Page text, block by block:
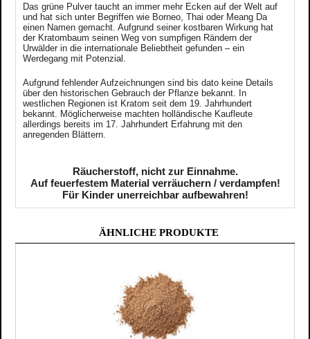
Das grüne Pulver taucht an immer mehr Ecken auf der Welt auf
und hat sich unter Begriffen wie Borneo, Thai oder Meang Da
einen Namen gemacht. Aufgrund seiner kostbaren Wirkung hat
der Kratombaum seinen Weg von sumpfigen Rändern der
Urwälder in die internationale Beliebtheit gefunden – ein
Werdegang mit Potenzial.
Aufgrund fehlender Aufzeichnungen sind bis dato keine Details
über den historischen Gebrauch der Pflanze bekannt.
In
westlichen Regionen ist Kratom seit dem 19. Jahrhundert
bekannt. Möglicherweise machten holländische Kaufleute
allerdings bereits im 17. Jahrhundert Erfahrung mit den
anregenden Blättern.
Räucherstoff, nicht zur Einnahme.
Auf feuerfestem Material verräuchern / verdampfen!
Für Kinder unerreichbar aufbewahren!
ÄHNLICHE PRODUKTE